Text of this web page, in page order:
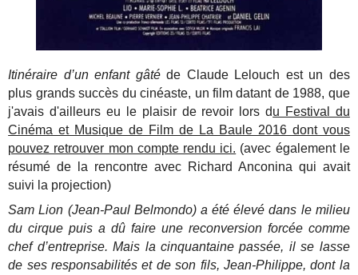
Itinéraire d’un enfant gâtéde Claude Lelouch est un des
plus grands succès du cinéaste, un film datant de 1988, que
j'avais d'ailleurs eu le plaisir de revoir lors du Festival du
Cinéma et Musique de Film de La Baule 2016 dont vous
pouvez retrouver mon compte rendu ici. (avec également le
résumé de la rencontre avec Richard Anconina qui avait
suivi la projection)
Sam Lion (Jean-Paul Belmondo) a été élevé dans le milieu
du cirque puis a dû faire une reconversion forcée comme
chef d’entreprise. Mais la cinquantaine passée, il se lasse
de ses responsabilités et de son fils, Jean-Philippe, dont la